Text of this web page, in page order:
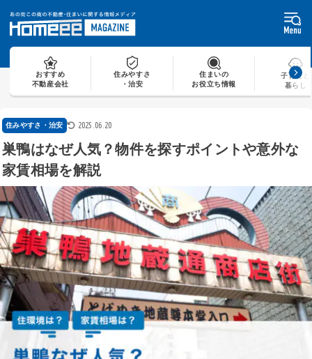
おすすめ
不動産会社
住みやすさ
・治安
住まいの
お役立ち情報
子育てと
暮らし
住みやすさ・治安 2025.06.20
巣鴨はなぜ人気？物件を探すポイントや意外な
家賃相場を解説